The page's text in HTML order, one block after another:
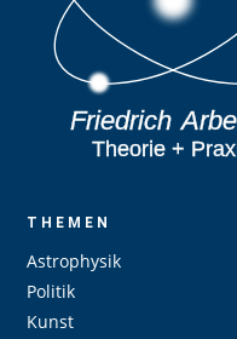
THEMEN
Astrophysik
Politik
Kunst